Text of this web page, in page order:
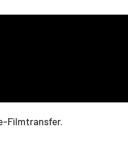
Filmtransfer.